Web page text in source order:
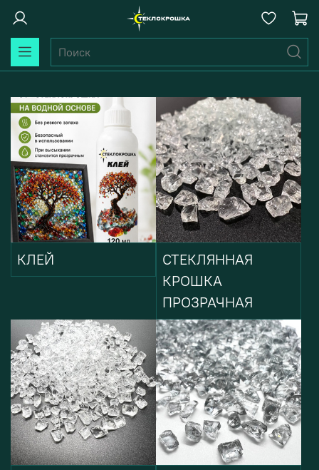
КЛЕЙ
СТЕКЛЯННАЯ
КРОШКА
ПРОЗРАЧНАЯ